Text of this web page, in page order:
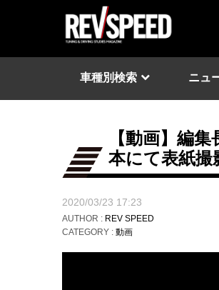
車種別検索 ニュ
【動画】編
本にて表紙撮
2020/03/23 17:23
AUTHOR : REV SPEED
CATEGORY : 動画